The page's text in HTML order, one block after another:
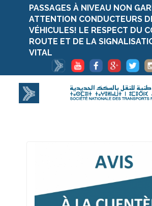
PASSAGES À NIVEAU NON
ATTENTION CONDUCTEURS
VÉHICULES! LE RESPECT DU
ROUTE ET DE LA
VITAL